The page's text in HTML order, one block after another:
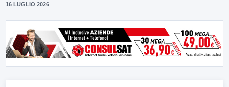
16 LUGLIO 2026